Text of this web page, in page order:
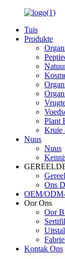
Tuis
Produkte
Plant
Kruie
Nuus
Nuus
Ons
OEM/
Oor Ons
Oor
Kontak Ons